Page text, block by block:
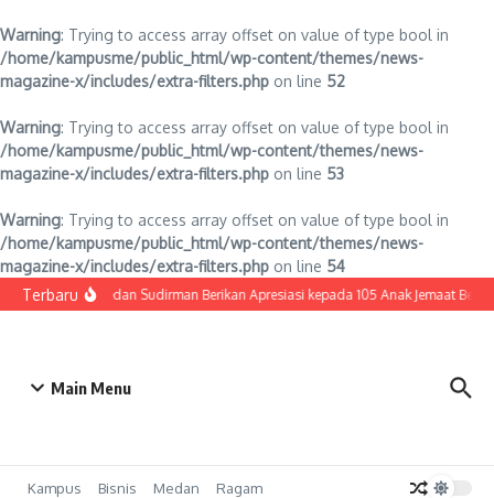
Warning: Trying to access array offset on value of type bool in
/home/kampusme/public_html/wp-content/themes/news-
magazine-x/includes/extra-filters.php on line 52
Warning: Trying to access array offset on value of type bool in
/home/kampusme/public_html/wp-content/themes/news-
magazine-x/includes/extra-filters.php on line 53
Warning: Trying to access array offset on value of type bool in
/home/kampusme/public_html/wp-content/themes/news-
magazine-x/includes/extra-filters.php on line 54
Lewati ke konten
TerbaruHKBP Medan Sudirman Berikan Apresiasi kepada 105 Anak Jemaat
Main Menu
Kampus Bisnis Medan Ragam